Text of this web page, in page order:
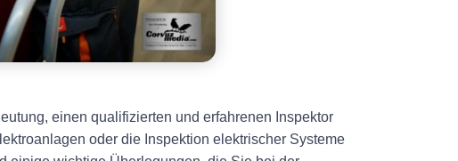
einen qualifizierten und erfahrenen Inspektor
oder die Inspektion elektrischer Systeme